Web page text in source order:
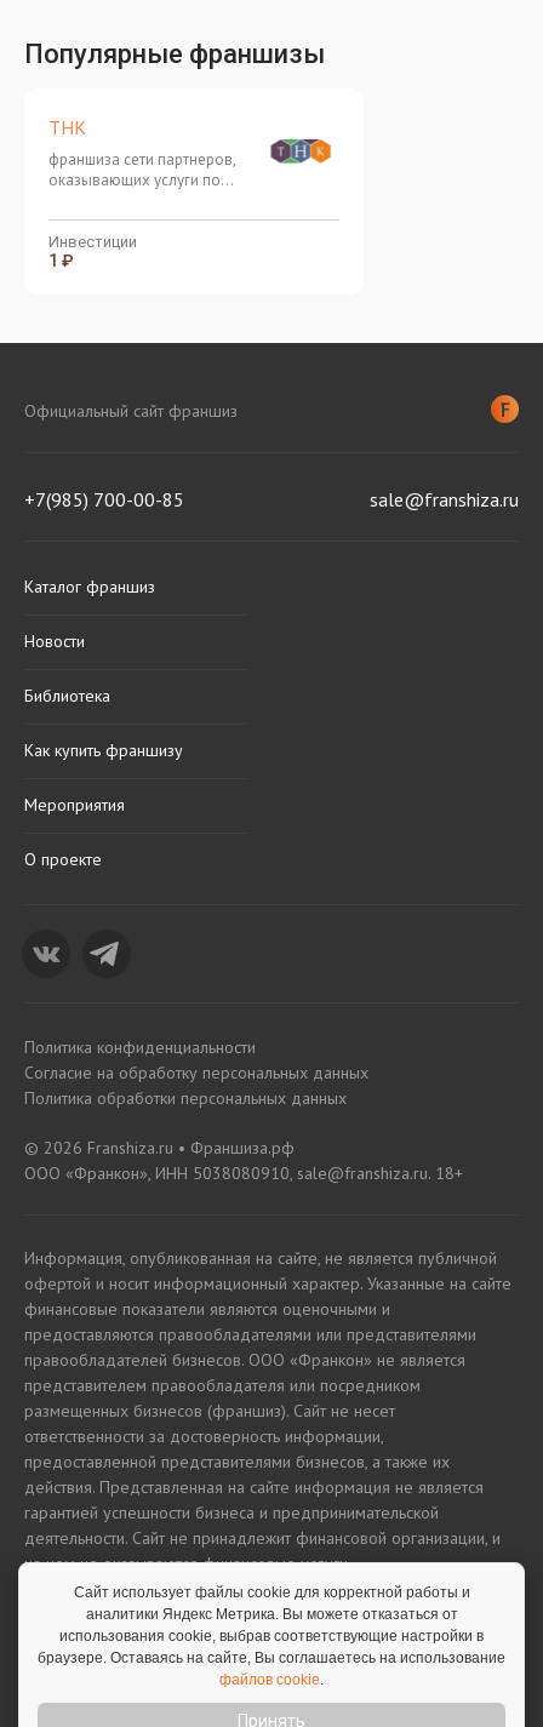
Популярные франшизы
ТНК
франшиза сети партнеров,
оказывающих услуги по
налогового, кадрового учета
и расчета заработной платы
по единому стандарту фирмы
Инвестиции
1 ₽
Официальный сайт франшиз
+7(985) 700-00-85 sale@franshiza.ru
Каталог франшиз
Новости
Библиотека
Как купить франшизу
Мероприятия
О проекте
Политика конфиденциальности
Согласие на обработку персональных данных
Политика обработки персональных данных
© 2026 Franshiza.ru • Франшиза.рф
ООО «Франкон», ИНН 5038080910, sale@franshiza.ru. 18+
Информация, опубликованная на сайте, не является публичной
офертой и носит информационный характер. Указанные на сайте
финансовые показатели являются оценочными и
предоставляются правообладателями или представителями
правообладателей бизнесов. ООО «Франкон» не является
представителем правообладателя или посредником
размещенных бизнесов (франшиз). Сайт не несет
ответственности за достоверность информации,
предоставленной представителями бизнесов, а также их
действия. Представленная на сайте информация не является
гарантией успешности бизнеса и предпринимательской
деятельности. Сайт не принадлежит финансовой организации, и
на нем не оказываются финансовые услуги.
Полная версия сайта
Сайт использует файлы cookie для корректной работы и
аналитики Яндекс Метрика. Вы можете отказаться от
использования cookie, выбрав соответствующие настройки в
браузере. Оставаясь на сайте, Вы соглашаетесь на использование
файлов cookie.
Принять